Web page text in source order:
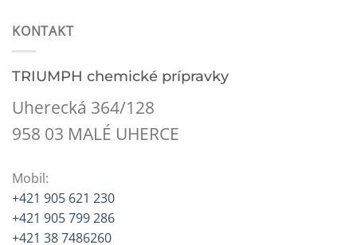
KONTAKT
TRIUMPH chemické prípravky
Uherecká 364/128
958 03 MALÉ UHERCE
Mobil:
+421 905 621 230
+421 905 799 286
+421 38 7486260